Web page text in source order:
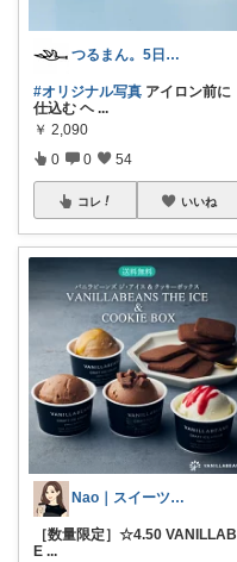
つるまん。5日m(_ _)m
#オリジナル写真 アイロン前に
仕込む ヘ ...
￥ 2,090
0 0 54
コレ いいね
Nao｜スイーツROOM🍰
［数量限定］☆4.50 VANILLAB
E ...